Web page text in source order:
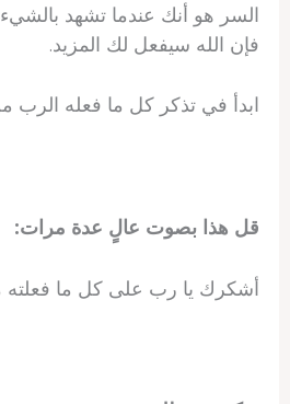
السر هو أنك عندما تشهد
فإن الله سيفعل لك المزيد.
ابدأ في تذكر كل ما فعله الرب
قل هذا بصوت عالٍ عدة مرات:
أشكرك يا رب على كل ما فعلته